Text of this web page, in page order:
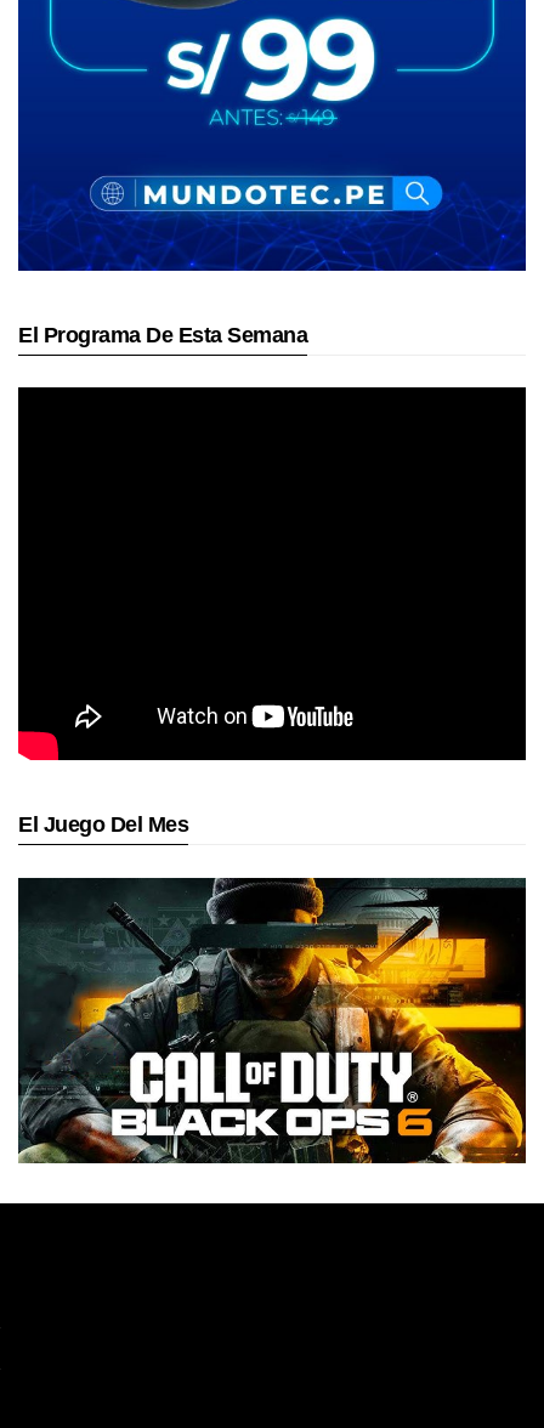
El Programa De Esta Semana
El Juego Del Mes